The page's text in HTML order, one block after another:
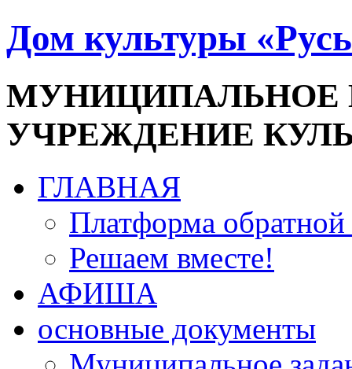
Дом культуры
УЧРЕЖДЕНИЕ
ГЛАВНАЯ
Платформа обратной
Решаем вместе!
АФИША
основные документы